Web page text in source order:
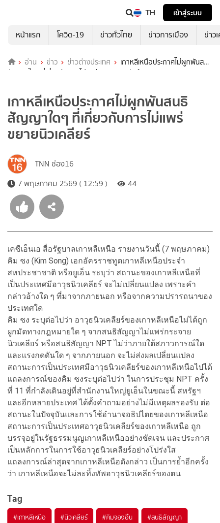
TH
เข้าสู่ระบบ
หน้าแรก
โควิด-19 ข่าวทั่วไทย ข่าวการเมือง ข่าว
อ่าน ข่าว ข่าวต่างประเทศ
เกาหลีเหนือประกาศไม่ผูกพันสนธิ
สัญญาใดๆ ที่เกี่ยวกับการไม่แพร่ขยายนิวเคลียร์
เกาหลีเหนือประกาศไม่ผูกพันสนธิ
สัญญาใดๆ ที่เกี่ยวกับการไม่แพร่
ขยายนิวเคลียร์
TNN ช่อง16
7 พฤษภาคม 2569 ( 12:59 )
44
เคซีเอ็นเอ สื่อรัฐบาลเกาหลีเหนือ รายงานวันนี้ (7 พฤษภาคม)
คิม ซง (Kim Song) เอกอัครราชทูตเกาหลีเหนือประจำ
สหประชาชาติ หรือยูเอ็น ระบุว่า สถานะของเกาหลีเหนือที่
เป็นประเทศมีอาวุธนิวเคลียร์ จะไม่เปลี่ยนแปลง เพราะคำ
กล่าวอ้างใด ๆ ที่มาจากภายนอก หรือจากความปรารถนาของ
ประเทศใด
คิม ซง ระบุต่อไปว่า อาวุธนิวเคลียร์ของเกาหลีเหนือไม่ได้ถูก
ผูกมัดทางกฎหมายใด ๆ จากสนธิสัญญาไม่แพร่กระจาย
นิวเคลียร์ หรือสนธิสัญญา NPT ไม่ว่าภายใต้สภาวการณ์ใด
และแรงกดดันใด ๆ จากภายนอก จะไม่ส่งผลเปลี่ยนแปลง
สถานะการเป็นประเทศมีอาวุธนิวเคลียร์ของเกาหลีเหนือไปได้
แถลงการณ์ของคิม ซงระบุต่อไปว่า ในการประชุม NPT ครั้ง
ที่ 11 ที่กำลังเดินอยู่ที่สำนักงานใหญ่ยูเอ็นในขณะนี้ สหรัฐฯ
และอีกหลายประเทศ ได้ตั้งคำถามอย่างไม่มีเหตุผลรองรับ ต่อ
สถานะในปัจจุบันและการใช้อำนาจอธิปไตยของเกาหลีเหนือ
สถานะการเป็นประเทศอาวุธนิวเคลียร์ของเกาหลีเหนือ ถูก
บรรจุอยู่ในรัฐธรรมนูญเกาหลีเหนืออย่างชัดเจน และประกาศ
เป็นหลักการในการใช้อาวุธนิวเคลียร์อย่างโปร่งใส
แถลงการณ์ล่าสุดจากเกาหลีเหนือดังกล่าว เป็นการย้ำอีกครั้ง
ว่า เกาหลีเหนือจะไม่ละทิ้งทัพอาวุธนิวเคลียร์ของตน
Tag
#เกาหลีเหนือ #นิวเคลียร์ #คิมจองอึน #สนธิสัญญา